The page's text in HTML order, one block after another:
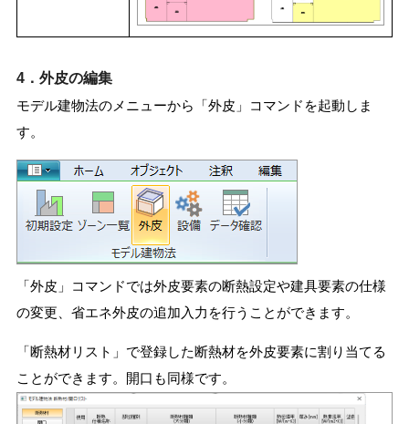
4．外皮の編集
モデル建物法のメニューから「外皮」コマンドを起動しま
す。
「外皮」コマンドでは外皮要素の断熱設定や建具要素の仕様
の変更、省エネ外皮の追加入力を行うことができます。
「断熱材リスト」で登録した断熱材を外皮要素に割り当てる
ことができます。開口も同様です。